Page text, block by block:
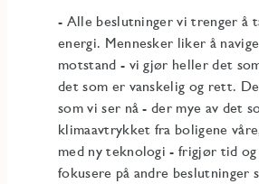
- Alle beslutninger vi trenger å
energi. Mennesker liker å
motstand - vi gjør heller det
det som er vanskelig og rett.
som vi ser nå - der mye av det
klimaavtrykket fra boligene
med ny teknologi - frigjør tid
fokusere på andre beslutninger